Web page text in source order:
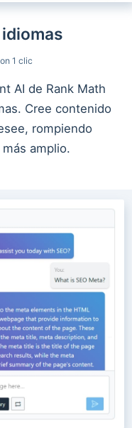
1 clic
AI de Rank Math
Cree contenido
rompiendo
amplio.